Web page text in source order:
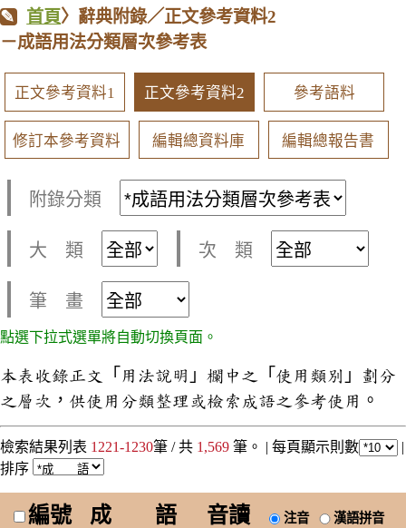
首頁〉辭典附錄／正文參考資料2
－成語用法分類層次參考表
正文參考資料1 正文參考資料2 參考語料
修訂本參考資料 編輯總資料庫 編輯總報告書
附錄分類
大 類 次 類
筆 畫
點選下拉式選單將自動切換頁面。
本表收錄正文「用法說明」欄中之「使用類別」劃分
之層次，供使用分類整理或檢索成語之參考使用。
檢索結果列表 1221-1230筆 / 共 1,569 筆。 | 每頁顯示則數
|
排序
編號 成 語 音讀 注音 漢語拼音